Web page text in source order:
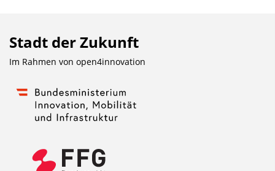
Stadt der Zukunft
Im Rahmen von open4innovation